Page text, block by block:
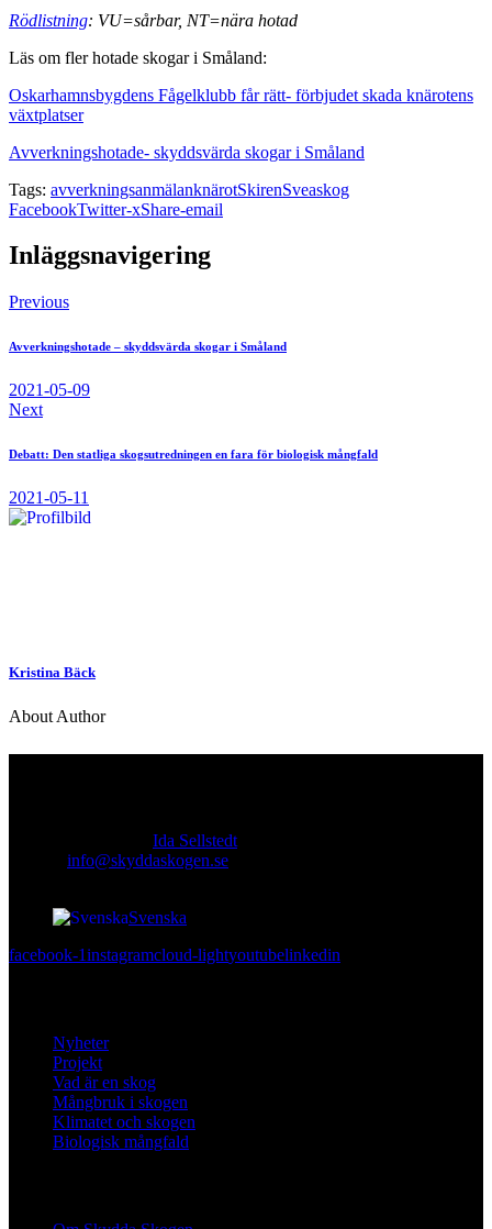
Rödlistning: VU=sårbar, NT=nära hotad
Läs om fler hotade skogar i Småland:
Oskarhamnsbygdens Fågelklubb får rätt- förbjudet skada knärotens
växtplatser
Avverkningshotade- skyddsvärda skogar i Småland
Tags: avverkningsanmälanknärotSkirenSveaskog
FacebookTwitter-xShare-email
Inläggsnavigering
Previous
Avverkningshotade – skyddsvärda skogar i Småland
2021-05-09
Next
Debatt: Den statliga skogsutredningen en fara för biologisk mångfald
2021-05-11
Kristina Bäck
About Author
Ida Sellstedt
info@skyddaskogen.se
Svenska
facebook-1instagramcloud-lightyoutubelinkedin
Nyheter
Projekt
Vad är en skog
Mångbruk i skogen
Klimatet och skogen
Biologisk mångfald